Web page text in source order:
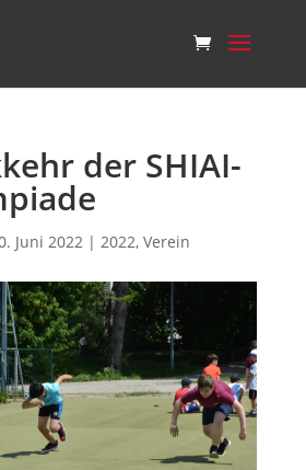
der SHIAI-
Juni 2022| 2022, Verein